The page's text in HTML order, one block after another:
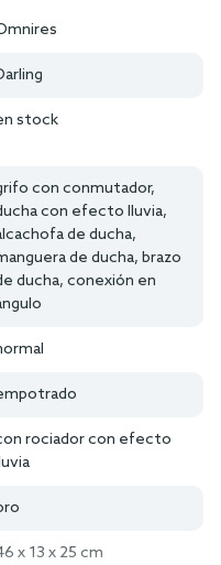
stock
con conmutador,
con efecto lluvia,
de ducha,
de ducha, brazo
ducha, conexión en
rociador con efecto
x 13 x 25 cm